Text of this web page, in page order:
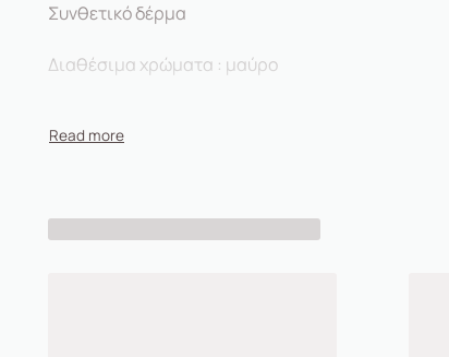
Συνθετικό δέρμα
Διαθέσιμα χρώματα : μαύρο